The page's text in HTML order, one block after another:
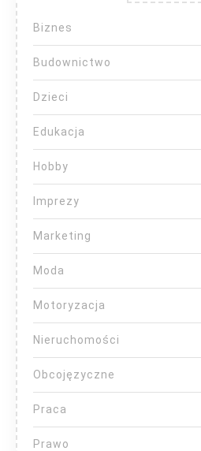
Biznes
Budownictwo
Dzieci
Edukacja
Hobby
Imprezy
Marketing
Moda
Motoryzacja
Nieruchomości
Obcojęzyczne
Praca
Prawo